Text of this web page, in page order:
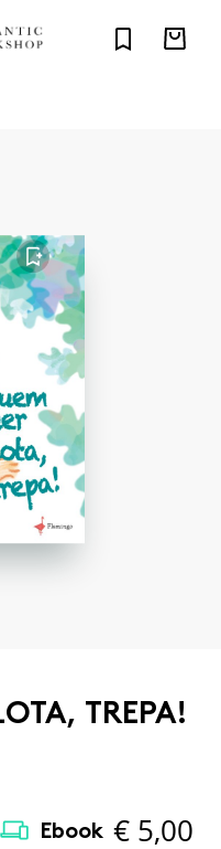
FAVORITO
TREPA!
Ebook € 5,00